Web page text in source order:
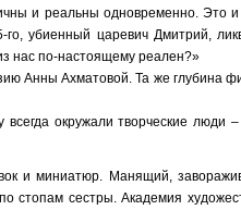
и реальны одновременно. Это
го, убиенный царевич Дмитрий,
нас по-настоящему реален?»
Анны Ахматовой. Та же глубина
окружали творческие люди –
и миниатюр. Манящий,
стопам сестры. Академия